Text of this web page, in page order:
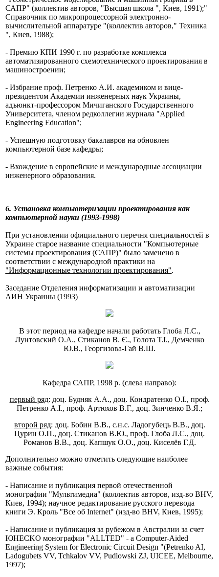
САПР" (коллектив авторов, "Высшая школа ", Киев, 1991);"
Справочник по микропроцессорной электронно-
вычислительной аппаратуре "(коллектив авторов," Техника
", Киев, 1988);
- Премию КПИ 1990 г. по разработке комплекса
автоматизированного схемотехнического проектирования в
машиностроении;
- Избрание проф. Петренко А.И. академиком и вице-
президентом Академии инженерных наук Украины,
адъюнкт-профессором Мичиганского Государственного
Университета, членом редколлегии журнала "Applied
Engineering Education";
- Успешную подготовку бакалавров на обновлен
компьютерной базе кафедры;
- Вхождение в европейские и международные ассоциации
инженерного образования.
6. Установка компьютеризации проектирования как
компьютерной науки (1993-1998)
При установлении официального перечня специальностей в
Украине старое название специальности "Компьютерные
системы проектирования (САПР)" было заменено в
соответствии с международной практики на
"Информационные технологии проектирования".
Заседание Отделения информатизации и автоматизации
АИН Украины (1993)
В этот период на кафедре начали работать Глоба Л.С.,
Лунтовский О.А., Стиканов В. Є., Голота Т.І., Демченко
Ю.В., Георгизова-Гай В.Ш.
Кафедра САПР, 1998 р. (слева направо):
первый ряд: доц. Будняк А.А., доц. Кондратенко О.І., проф.
Петренко А.І., проф. Артюхов В.Г., доц. Зинченко В.Я.;
второй ряд: доц. Бобин В.В., с.н.с. Ладогубець В.В., доц.
Цурин О.П., доц. Стиканов В.Ю., проф. Глоба Л.С., доц.
Романов В.В., доц. Капшук О.О., доц. Киселёв Г.Д.
Дополнительно можно отметить следующие наиболее
важные события:
- Написание и публикация первой отечественной
монографии "Мультимедиа" (коллектив авторов, изд-во BHV,
Киев, 1994); научное редактирование русского перевода
книги Э. Кроль "Все об Internet" (изд-во BHV, Киев, 1995);
- Написание и публикация за рубежом в Австралии за счет
ЮНECKO монографии "ALLTED" - a Computer-Aided
Engineering System for Electronic Circuit Design "(Petrenko AI,
Ladogubets VV, Tchkalov VV, Pudlowski ZJ, UICEE, Melbourne,
1997);